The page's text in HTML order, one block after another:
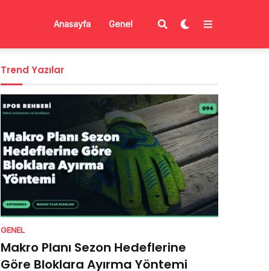
Anasayfa Genel
Trend Yazılar
GENEL
Makro Planı Sezon Hedeflerine
Göre Bloklara Ayırma Yöntemi